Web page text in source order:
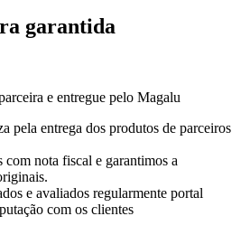
garantida
e entregue pelo Magalu
pela entrega dos produtos de parceiros
com nota fiscal e garantimos a
e avaliados regularmente portal
com os clientes